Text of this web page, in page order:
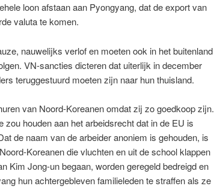
loon afstaan aan Pyongyang, dat de export van
valuta te komen.
nauwelijks verlof en moeten ook in het buitenland
VN-sancties dicteren dat uiterlijk in december
teruggestuurd moeten zijn naar hun thuisland.
van Noord-Koreanen omdat zij zo goedkoop zijn.
zou houden aan het arbeidsrecht dat in de EU is
de naam van de arbeider anoniem is gehouden, is
Koreanen die vluchten en uit de school klappen
Kim Jong-un begaan, worden geregeld bedreigd en
hun achtergebleven familieleden te straffen als ze